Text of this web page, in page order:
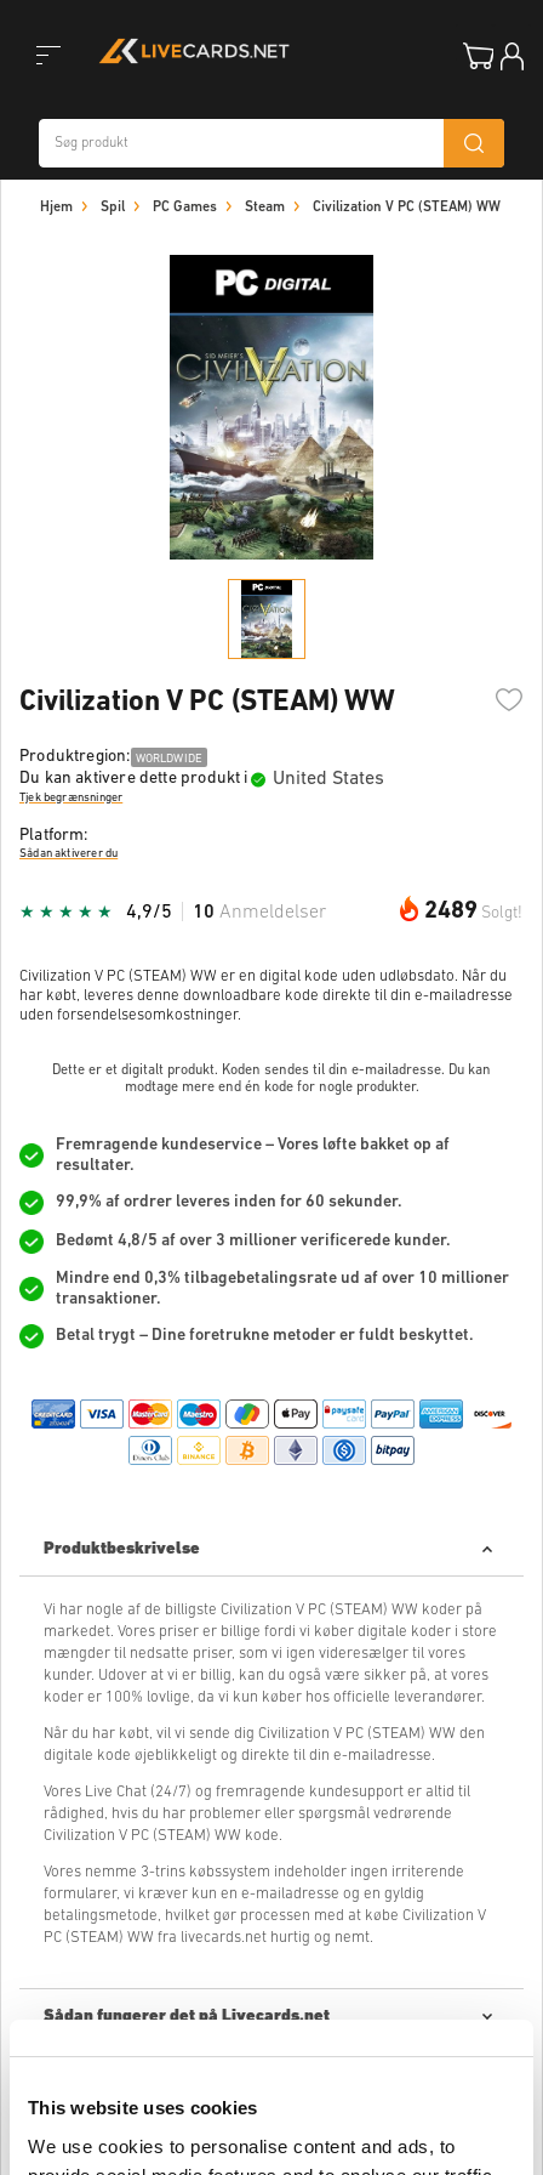
This website uses cookies
We use cookies to personalise content and ads, to
Hjem Spil PC Games Steam Civilization V PC (STEAM) WW
Civilization V PC (STEAM) WW
Produktregion: WORLDWIDE
Du kan aktivere dette produkt i United States
Tjek begrænsninger
Platform:
Sådan aktiverer du
2489 Solgt!
4,9/5 10 Anmeldelser
Civilization V PC (STEAM) WW er en digital kode uden udløbsdato. Når du
har købt, leveres denne downloadbare kode direkte til din e-mailadresse
uden forsendelsesomkostninger.
Dette er et digitalt produkt. Koden sendes til din e-mailadresse. Du kan
modtage mere end én kode for nogle produkter.
Fremragende kundeservice – Vores løfte bakket op af
resultater.
99,9% af ordrer leveres inden for 60 sekunder.
Bedømt 4,8/5 af over 3 millioner verificerede kunder.
Mindre end 0,3% tilbagebetalingsrate ud af over 10 millioner
transaktioner.
Betal trygt – Dine foretrukne metoder er fuldt beskyttet.
Produktbeskrivelse
Vi har nogle af de billigste Civilization V PC (STEAM) WW koder på
markedet. Vores priser er billige fordi vi køber digitale koder i store
mængder til nedsatte priser, som vi igen videresælger til vores
kunder. Udover at vi er billig, kan du også være sikker på, at vores
koder er 100% lovlige, da vi kun køber hos officielle leverandører.
Når du har købt, vil vi sende dig Civilization V PC (STEAM) WW den
digitale kode øjeblikkeligt og direkte til din e-mailadresse.
Vores Live Chat (24/7) og fremragende kundesupport er altid til
rådighed, hvis du har problemer eller spørgsmål vedrørende
Civilization V PC (STEAM) WW kode.
Vores nemme 3-trins købssystem indeholder ingen irriterende
formularer, vi kræver kun en e-mailadresse og en gyldig
betalingsmetode, hvilket gør processen med at købe Civilization V
PC (STEAM) WW fra livecards.net hurtig og nemt.
Sådan fungerer det på Livecards.net
nævnte udgivelsesdato, mens varer som er på lager
Skriv en anmeldelse